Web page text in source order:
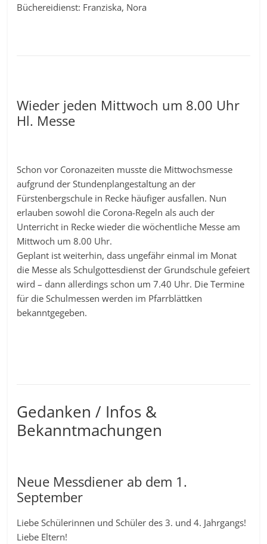
Büchereidienst: Franziska, Nora
Wieder jeden Mittwoch um 8.00 Uhr
Hl. Messe
Schon vor Coronazeiten musste die Mittwochsmesse
aufgrund der Stundenplangestaltung an der
Fürstenbergschule in Recke häufiger ausfallen. Nun
erlauben sowohl die Corona-Regeln als auch der
Unterricht in Recke wieder die wöchentliche Messe am
Mittwoch um 8.00 Uhr.
Geplant ist weiterhin, dass ungefähr einmal im Monat
die Messe als Schulgottesdienst der Grundschule gefeiert
wird – dann allerdings schon um 7.40 Uhr. Die Termine
für die Schulmessen werden im Pfarrblättken
bekanntgegeben.
Gedanken / Infos &
Bekanntmachungen
Neue Messdiener ab dem 1.
September
Liebe Schülerinnen und Schüler des 3. und 4. Jahrgangs!
Liebe Eltern!